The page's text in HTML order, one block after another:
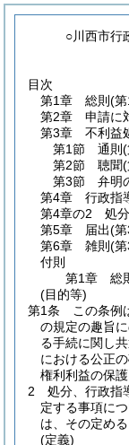
○川西市行
目次
第1章
総則 (
第2章
申請に
第3章
不利益
第1節
通則
第2節
聴聞
第3節
弁明
第4章
行政指
第4章の2
処
第5章
届出(
第6章
雑則 (
付則
第1章
総
(目的等)
第1条
この条例
の規定の趣旨
る手続に関し
における公正
権利利益の保
2
処分、行政指
定する事項に
は、その定め
(定義)